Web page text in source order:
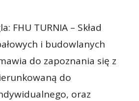
FHU TURNIA – Skład
i budowlanych
do zapoznania się z
do
oraz